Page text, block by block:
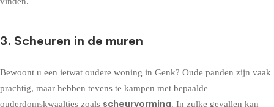
3. Scheuren in de muren
Bewoont u een ietwat oudere woning in Genk? Oude panden zijn vaak
prachtig, maar hebben tevens te kampen met bepaalde
ouderdomskwaaltjes zoals scheurvorming. In zulke gevallen kan